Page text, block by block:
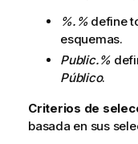
f
o
r
m
t
i
%.%define
esquemas.
Public.%
Público.
Criterios de
basada en sus